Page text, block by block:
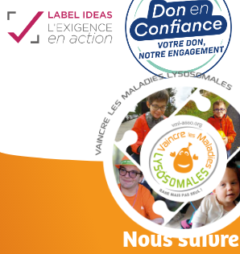
Nous suivre